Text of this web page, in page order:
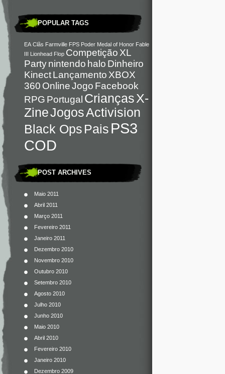
POPULAR TAGS
EA Clãs Farmville FPS Poder Medal of Honor Fable
III Lionhead Flop Competição XL
Partynintendo halo Dinheiro
KinectLançamento XBOX
360 OnlineJogo Facebook
RPG Portugal CriançasX-
ZineJogosActivision
Black Ops Pais PS3
COD
POST ARCHIVES
Maio 2011
Abril 2011
Março 2011
Fevereiro 2011
Janeiro 2011
Dezembro 2010
Novembro 2010
Outubro 2010
Setembro 2010
Agosto 2010
Julho 2010
Junho 2010
Maio 2010
Abril 2010
Fevereiro 2010
Janeiro 2010
Dezembro 2009